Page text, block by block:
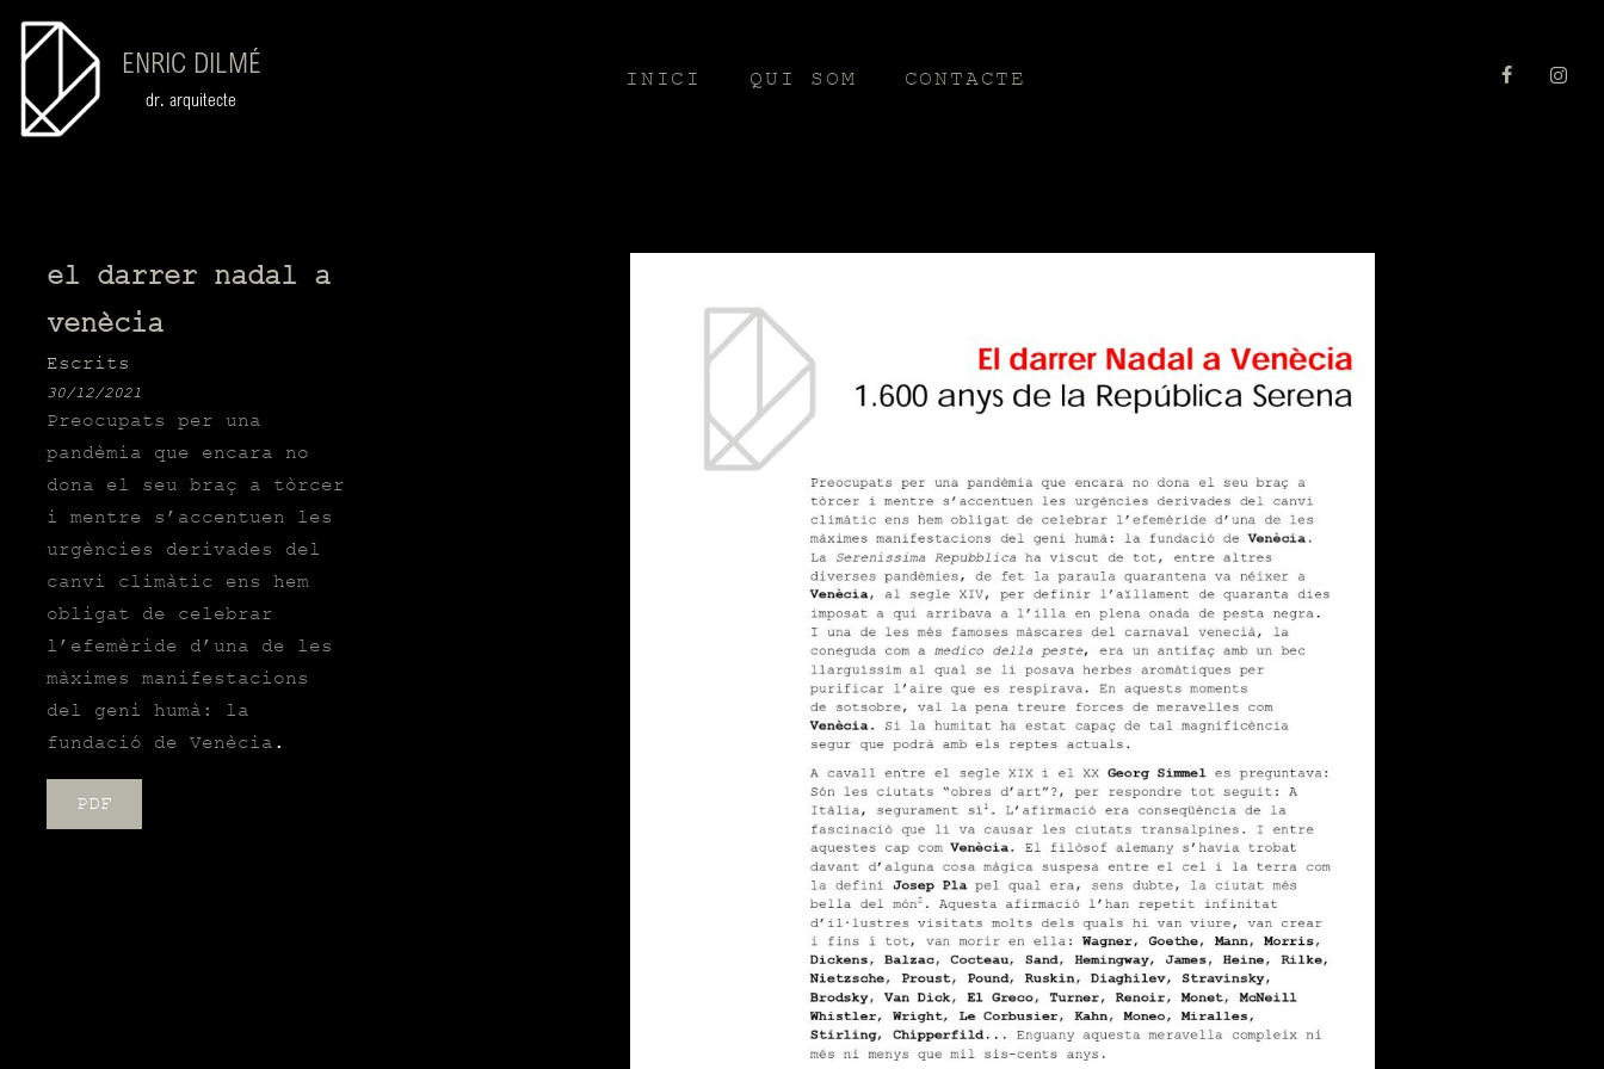
ENRIC DILMÉ
dr. arquitecte
INICI QUI SOM CONTACTE
el darrer nadal a
venècia
Escrits
30/12/2021
Preocupats per una
pandèmia que encara no
dona el seu braç a tòrcer
i mentre s’accentuen les
urgències derivades del
canvi climàtic ens hem
obligat de celebrar
l’efemèride d’una de les
màximes manifestacions
del geni humà: la
fundació de Venècia .
PDF